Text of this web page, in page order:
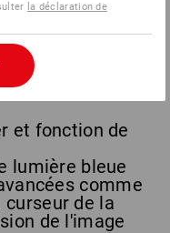
on peut citer
des
et du
et fonction de
lumière bleue
comme
de la
de l'image
la déclaration de